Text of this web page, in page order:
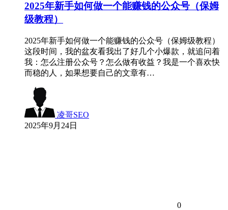
2025年新手如何做一个能赚钱的公众号（保姆
级教程）
2025年新手如何做一个能赚钱的公众号（保姆级教程）
这段时间，我的盆友看我出了好几个小爆款，就追问着
我：怎么注册公众号？怎么做有收益？我是一个喜欢快
而稳的人，如果想要自己的文章有…
凌哥SEO
2025年9月24日
0